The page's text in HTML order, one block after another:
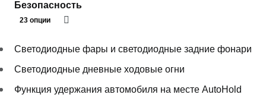
Безопасность
23 опции
Светодиодные фары и светодиодные задние фонари
Светодиодные дневные ходовые огни
Функция удержания автомобиля на месте AutoHold